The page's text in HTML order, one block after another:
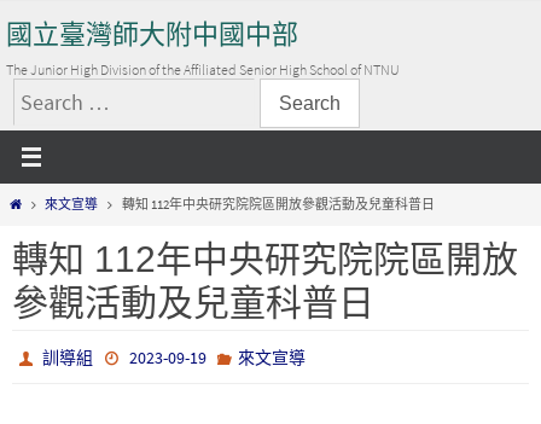
to
content
國立臺灣師大附中國中部
The Junior High Division of the Affiliated Senior High School of NTNU
搜
尋
關
鍵
字:
Home來文宣導 轉知 112年中央研究院院區開放參觀活動及兒童科普日
轉知 112年中央研究院院區開放
參觀活動及兒童科普日
訓導組 2023-09-19 來文宣導